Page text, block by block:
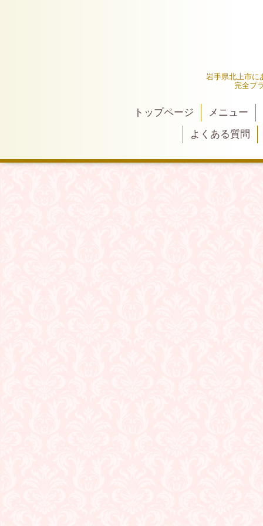
岩手県北上市に
完全プ
トップページ メニュー
よくある質問